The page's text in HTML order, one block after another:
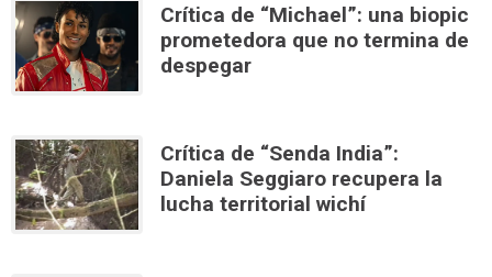
Crítica de “Michael”: una biopic
prometedora que no termina de
despegar
Crítica de “Senda India”:
Daniela Seggiaro recupera la
lucha territorial wichí